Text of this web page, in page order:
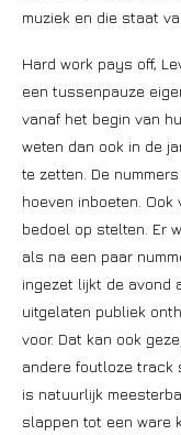
muziek en die staat
Hard work pays off,
een tussenpauze
vanaf het begin van
weten dan ook in de
te zetten. De
hoeven inboeten.
bedoel op stelten. Er
als na een paar
ingezet lijkt de avond
uitgelaten publiek
voor. Dat kan ook
andere foutloze track
is natuurlijk
slappen tot een ware